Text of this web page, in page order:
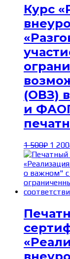
Курс
(ОВЗ)
и
1 500₽
цена
1
1 200